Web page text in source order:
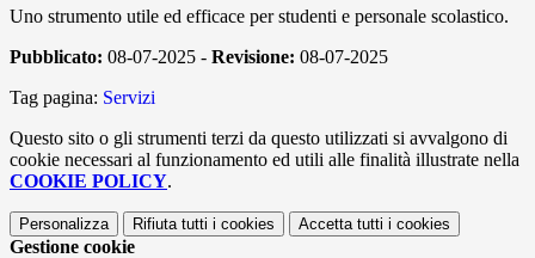
Uno strumento utile ed efficace per studenti e personale scolastico.
Pubblicato: 08-07-2025 - Revisione: 08-07-2025
Tag pagina: Servizi
Questo sito o gli strumenti terzi da questo utilizzati si avvalgono di
cookie necessari al funzionamento ed utili alle finalità illustrate nella
COOKIE POLICY.
Personalizza Rifiuta tutti i cookies Accetta tutti i cookies
Gestione cookie